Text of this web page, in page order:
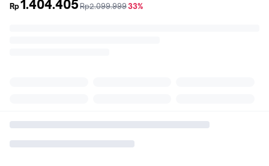
Rp1.404.405sebelum
Rp2.099.999diskon
33%